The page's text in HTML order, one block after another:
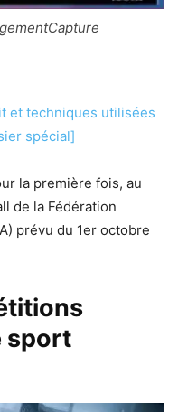
et techniques utilisées
spécial]
la première fois, au
de la Fédération
prévu du 1er octobre
sport